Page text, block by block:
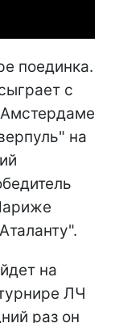
поединка.
с
на
на
ЛЧ
раз он